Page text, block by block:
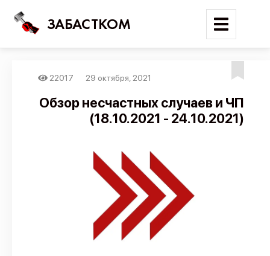
ЗАБАСТКОМ
Поиск
Карта событий
Трудовые конфликты
Отчеты
Предложить публикацию
22017 29 октября, 2021
Обзор несчастных случаев и ЧП
(18.10.2021 - 24.10.2021)